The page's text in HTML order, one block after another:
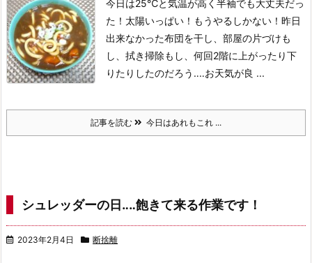
今日は25℃と気温が高く半袖でも大丈夫だっ
た！ 太陽いっぱい！もうやるしかない！ 昨日
出来なかった布団を干し、部屋の片づけも
し、拭き掃除もし、何回2階に上がったり下
りたりしたのだろう‥‥お天気が良 ...
記事を読む 今日はあれもこれ ...
シュレッダーの日‥‥飽きて来る作業です！
2023年2月4日 断捨離